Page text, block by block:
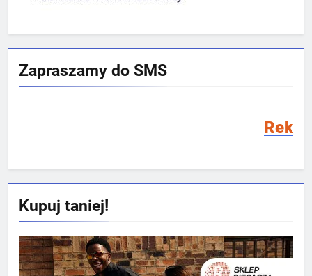
Zapraszamy do SMS
Rekrutacja SMS
Kupuj taniej!